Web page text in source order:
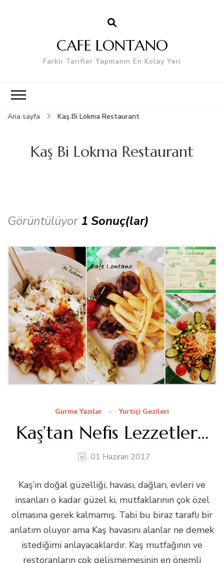
CAFE LONTANO
Farklı Tarifler Yapmanın En Kolay Yeri
Ana sayfa Kaş Bi Lokma Restaurant
Kaş Bi Lokma Restaurant
Görüntülüyor 1 Sonuç(lar)
Gurme Yazılar Yurtiçi Gezileri
Kaş’tan Nefis Lezzetler…
01 Haziran 2017
Kaş’ın doğal güzelliği, havası, dağları, evleri ve
insanları o kadar güzel ki, mutfaklarının çok özel
olmasına gerek kalmamış. Tabi bu biraz taraflı bir
anlatım oluyor ama Kaş havasını alanlar ne demek
istediğimi anlayacaklardır. Kaş mutfağının ve
restoranların çok gelişmemesinin en önemli